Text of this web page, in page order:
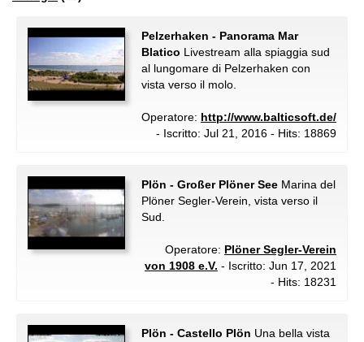
Pelzerhaken - Panorama Mar
Blatico Livestream alla spiaggia sud
al lungomare di Pelzerhaken con
vista verso il molo.
Operatore: http://www.balticsoft.de/
- Iscritto: Jul 21, 2016 - Hits: 18869
Plön - Großer Plöner See Marina del
Plöner Segler-Verein, vista verso il
Sud.
Operatore: Plöner Segler-Verein
von 1908 e.V. - Iscritto: Jun 17, 2021
- Hits: 18231
Plön - Castello Plön Una bella vista